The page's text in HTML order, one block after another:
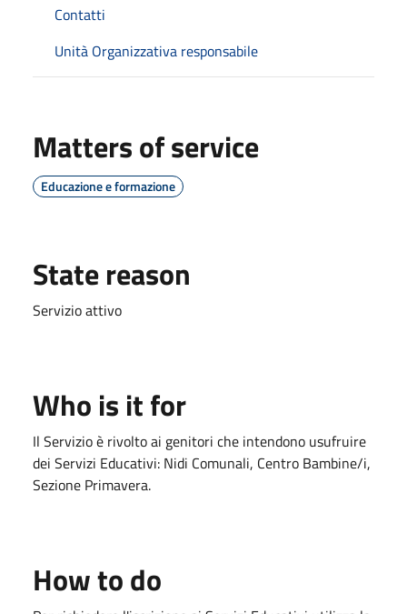
Contatti
Unità Organizzativa responsabile
Matters of service
Educazione e formazione
State reason
Servizio attivo
Who is it for
Il Servizio è rivolto ai genitori che intendono usufruire
dei Servizi Educativi: Nidi Comunali, Centro Bambine/i,
Sezione Primavera.
How to do